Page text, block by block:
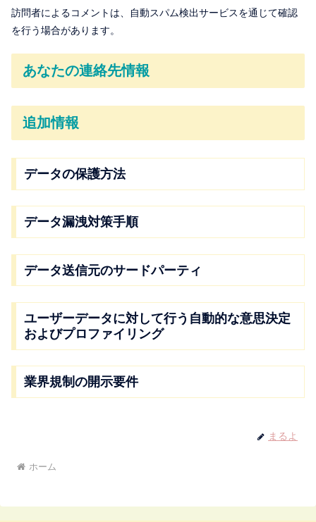
訪問者によるコメントは、自動スパム検出サービスを通じて確認
を行う場合があります。
あなたの連絡先情報
追加情報
データの保護方法
データ漏洩対策手順
データ送信元のサードパーティ
ユーザーデータに対して行う自動的な意思決定
およびプロファイリング
業界規制の開示要件
まるよ
ホーム